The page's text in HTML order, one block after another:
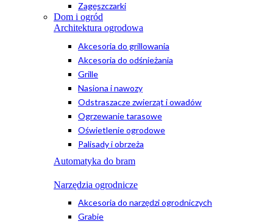
Zagęszczarki
Dom i ogród
Architektura ogrodowa
Akcesoria do grillowania
Akcesoria do odśnieżania
Grille
Nasiona i nawozy
Odstraszacze zwierząt i owadów
Ogrzewanie tarasowe
Oświetlenie ogrodowe
Palisady i obrzeża
Automatyka do bram
Narzędzia ogrodnicze
Akcesoria do narzędzi ogrodniczych
Grabie